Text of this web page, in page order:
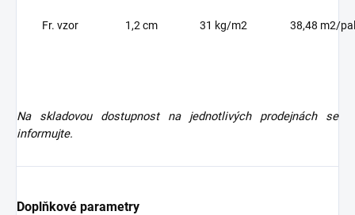
Fr. vzor 1,2 cm 31 kg/m2 38,48 m2/pal
Na skladovou dostupnost na jednotlivých prodejnách se
informujte.
Doplňkové parametry